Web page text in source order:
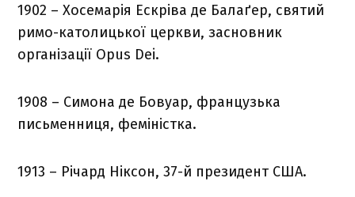
1902 – Хосемарія Ескріва де Балаґер, святий
римо-католицької церкви, засновник
організації Opus Dei.
1908 – Симона де Бовуар, французька
письменниця, феміністка.
1913 – Річард Ніксон, 37-й президент США.